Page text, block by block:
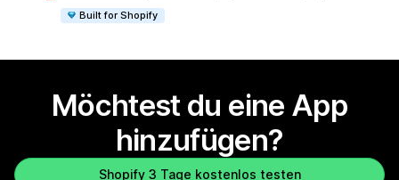
Built for Shopify
Möchtest du eine App
hinzufügen?
Shopify 3 Tage kostenlos testen